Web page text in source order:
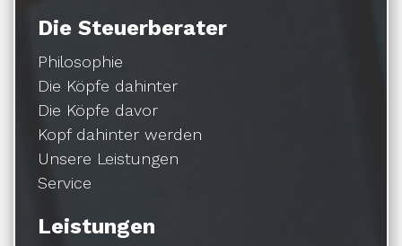
Die Steuerberater
Philosophie
Die Köpfe dahinter
Die Köpfe davor
Kopf dahinter werden
Unsere Leistungen
Service
Leistungen